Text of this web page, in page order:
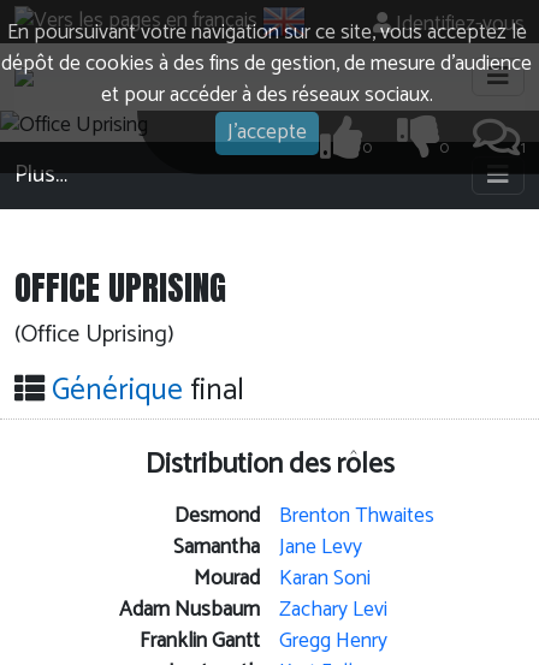
En poursuivant votre navigation sur ce site, vous acceptez le
dépôt de cookies à des fins de gestion, de mesure d’audience
et pour accéder à des réseaux sociaux.
J'accepte
Identifiez-vous
1
0
0
Plus…
OFFICE UPRISING
(Office Uprising)
Génériquefinal
Distribution des rôles
Desmond Brenton Thwaites
Samantha Jane Levy
Mourad Karan Soni
Adam Nusbaum Zachary Levi
Franklin Gantt Gregg Henry